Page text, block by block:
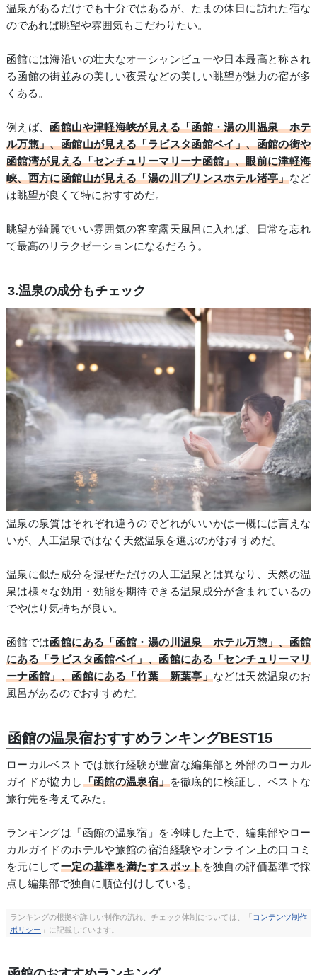
温泉があるだけでも十分ではあるが、たまの休日に訪れた宿な
のであれば眺望や雰囲気もこだわりたい。
函館には海沿いの壮大なオーシャンビューや日本最高と称され
る函館の街並みの美しい夜景などの美しい眺望が魅力の宿が多
くある。
例えば、函館山や津軽海峡が見える「函館・湯の川温泉 ホテ
ル万惣」、函館山が見える「ラビスタ函館ベイ」、函館の街や
函館湾が見える「センチュリーマリーナ函館」、眼前に津軽海
峡、西方に函館山が見える「湯の川プリンスホテル渚亭」など
は眺望が良くて特におすすめだ。
眺望が綺麗でいい雰囲気の客室露天風呂に入れば、日常を忘れ
て最高のリラクゼーションになるだろう。
3.温泉の成分もチェック
温泉の泉質はそれぞれ違うのでどれがいいかは一概には言えな
いが、人工温泉ではなく天然温泉を選ぶのがおすすめだ。
温泉に似た成分を混ぜただけの人工温泉とは異なり、天然の温
泉は様々な効用・効能を期待できる温泉成分が含まれているの
でやはり気持ちが良い。
函館では函館にある「函館・湯の川温泉 ホテル万惣」、函館
にある「ラビスタ函館ベイ」、函館にある「センチュリーマリ
ーナ函館」、函館にある「竹葉 新葉亭」などは天然温泉のお
風呂があるのでおすすめだ。
函館の温泉宿おすすめランキングBEST15
ローカルベストでは旅行経験が豊富な編集部と外部のローカル
ガイドが協力し「函館の温泉宿」を徹底的に検証し、ベストな
旅行先を考えてみた。
ランキングは「函館の温泉宿」を吟味した上で、編集部やロー
カルガイドのホテルや旅館の宿泊経験やオンライン上の口コミ
を元にして一定の基準を満たすスポットを独自の評価基準で採
点し編集部で独自に順位付けしている。
ランキングの根拠や詳しい制作の流れ、チェック体制については、「 コンテンツ制作
ポリシー 」に記載しています。